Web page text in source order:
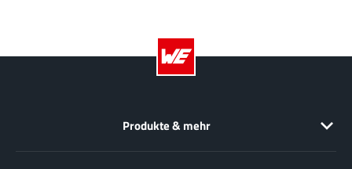
Produkte & mehr